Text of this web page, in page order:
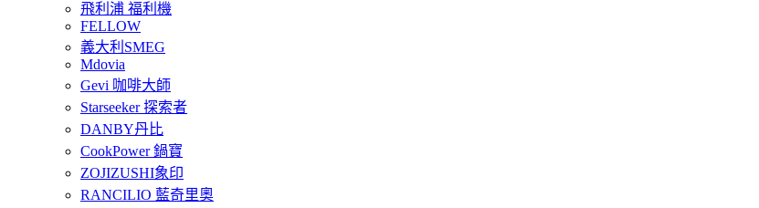
飛利浦 福利機
FELLOW
義大利SMEG
Mdovia
Gevi 咖啡大師
Starseeker 探索者
DANBY丹比
CookPower 鍋寶
ZOJIZUSHI象印
RANCILIO 藍奇里奧